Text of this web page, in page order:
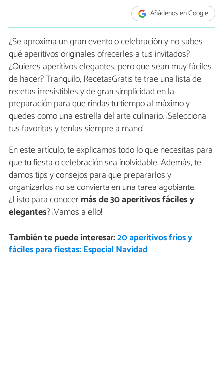
Añádenos en Google
¿Se aproxima un gran evento o celebración y no sabes
qué aperitivos originales ofrecerles a tus invitados?
¿Quieres aperitivos elegantes, pero que sean muy fáciles
de hacer? Tranquilo, RecetasGratis te trae una lista de
recetas irresistibles y de gran simplicidad en la
preparación para que rindas tu tiempo al máximo y
quedes como una estrella del arte culinario. ¡Selecciona
tus favoritas y tenlas siempre a mano!
En este artículo, te explicamos todo lo que necesitas para
que tu fiesta o celebración sea inolvidable. Además, te
damos tips y consejos para que prepararlos y
organizarlos no se convierta en una tarea agobiante.
¿Listo para conocermás de 30 aperitivos fáciles y
elegantes? ¡Vamos a ello!
También te puede interesar:20 aperitivos fríos y
fáciles para fiestas: Especial Navidad